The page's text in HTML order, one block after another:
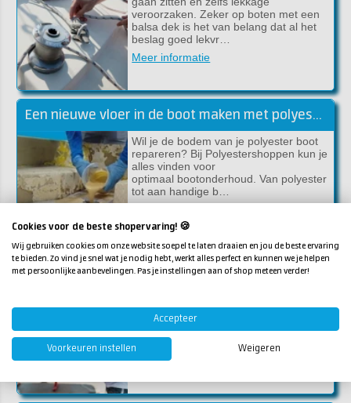
veroorzaken. Zeker op boten met een
balsa dek is het van belang dat al het
beslag goed lekvr…
Meer informatie
Een nieuwe vloer in de boot maken met polyester
Wil je de bodem van je polyester boot
repareren? Bij Polyestershoppen kun je
alles vinden voor
optimaal bootonderhoud. Van polyester
tot aan handige b…
Je boot polijsten met Riwax!
vroeger zo mooi glimmend in het water
lag, door allerlei weersinvloeden zijn
glans. Het polyester of lakwerk van je
bo…
Meer informatie
Cookies voor de beste shopervaring! 🍪
Wij gebruiken cookies om onze website soepel te laten draaien en jou de beste ervaring
te bieden. Zo vind je snel wat je nodig hebt, werkt alles perfect en kunnen we je helpen
met persoonlijke aanbevelingen. Pas je instellingen aan of shop meteen verder!
Accepteer
Voorkeuren instellen Weigeren